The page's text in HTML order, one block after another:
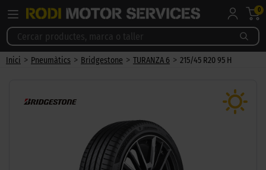
0
Inici > Pneumàtics > Bridgestone > TURANZA 6 > 215/45 R20 95 H